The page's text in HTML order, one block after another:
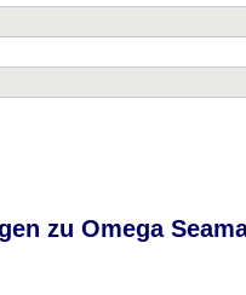
zu Omega